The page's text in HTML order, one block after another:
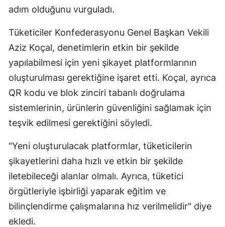
Yozgat
Aksaray
Karaman
Şırnak
adım olduğunu vurguladı.
Tüketiciler Konfederasyonu Genel Başkan Vekili
Aziz Koçal, denetimlerin etkin bir şekilde
yapılabilmesi için yeni şikayet platformlarının
oluşturulması gerektiğine işaret etti. Koçal, ayrıca
QR kodu ve blok zinciri tabanlı doğrulama
sistemlerinin, ürünlerin güvenliğini sağlamak için
teşvik edilmesi gerektiğini söyledi.
"Yeni oluşturulacak platformlar, tüketicilerin
şikayetlerini daha hızlı ve etkin bir şekilde
iletebileceği alanlar olmalı. Ayrıca, tüketici
örgütleriyle işbirliği yaparak eğitim ve
bilinçlendirme çalışmalarına hız verilmelidir" diye
ekledi.